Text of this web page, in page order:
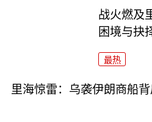
战火燃及
困境与抉
最热
里海惊雷：乌袭伊朗商船